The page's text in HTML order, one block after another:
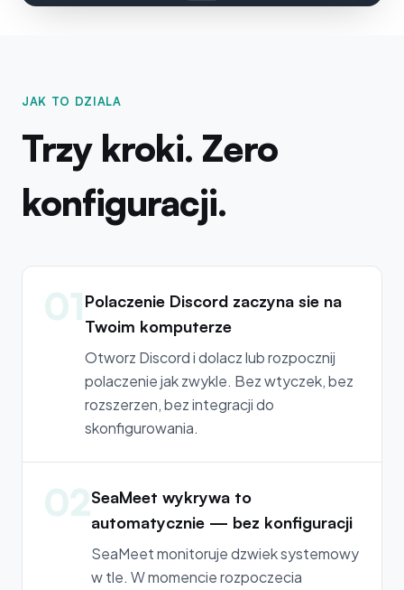
JAK TO DZIALA
Trzy kroki. Zero
konfiguracji.
01Polaczenie Discord zaczyna sie na
Twoim komputerze
Otworz Discord i dolacz lub rozpocznij
polaczenie jak zwykle. Bez wtyczek, bez
rozszerzen, bez integracji do
skonfigurowania.
02SeaMeet wykrywa to
automatycznie — bez konfiguracji
SeaMeet monitoruje dzwiek systemowy
w tle. W momencie rozpoczecia